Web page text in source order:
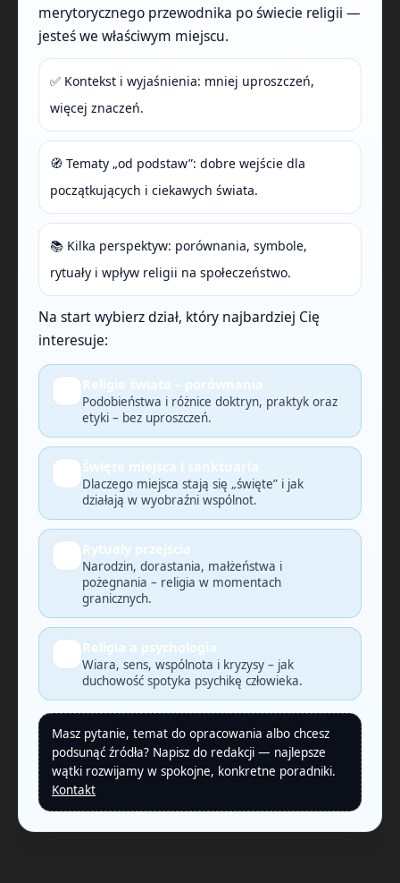
merytorycznego przewodnika po świecie religii —
jesteś we właściwym miejscu.
✅ Kontekst i wyjaśnienia: mniej uproszczeń,
więcej znaczeń.
🧭 Tematy „od podstaw”: dobre wejście dla
początkujących i ciekawych świata.
📚 Kilka perspektyw: porównania, symbole,
rytuały i wpływ religii na społeczeństwo.
Na start wybierz dział, który najbardziej Cię
interesuje:
Religie świata – porównania
Podobieństwa i różnice doktryn, praktyk oraz
etyki – bez uproszczeń.
Święte miejsca i sanktuaria
Dlaczego miejsca stają się „święte” i jak
działają w wyobraźni wspólnot.
Rytuały przejścia
Narodzin, dorastania, małżeństwa i
pożegnania – religia w momentach
granicznych.
Religia a psychologia
Wiara, sens, wspólnota i kryzysy – jak
duchowość spotyka psychikę człowieka.
Masz pytanie, temat do opracowania albo chcesz
podsunąć źródła? Napisz do redakcji — najlepsze
wątki rozwijamy w spokojne, konkretne poradniki.
Kontakt